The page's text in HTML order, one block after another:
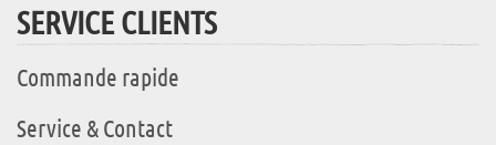
SERVICE CLIENTS
Commande rapide
Service & Contact